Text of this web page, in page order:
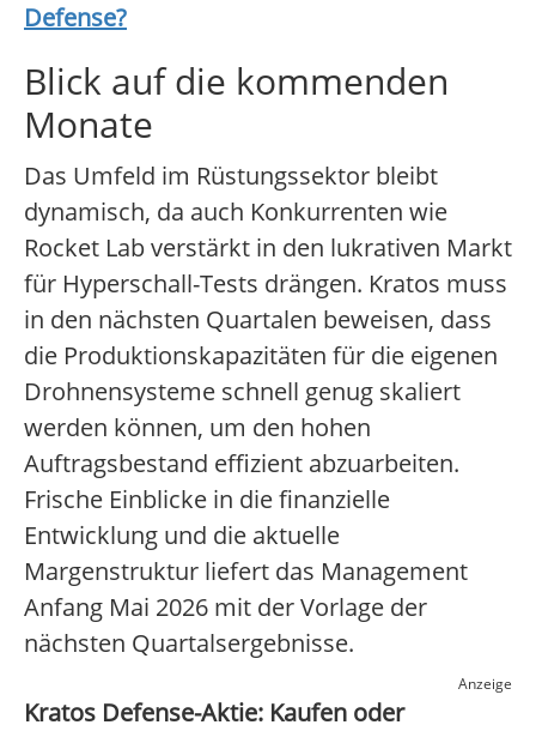
Defense?
Blick auf die kommenden
Monate
Das Umfeld im Rüstungssektor bleibt
dynamisch, da auch Konkurrenten wie
Rocket Lab verstärkt in den lukrativen Markt
für Hyperschall-Tests drängen. Kratos muss
in den nächsten Quartalen beweisen, dass
die Produktionskapazitäten für die eigenen
Drohnensysteme schnell genug skaliert
werden können, um den hohen
Auftragsbestand effizient abzuarbeiten.
Frische Einblicke in die finanzielle
Entwicklung und die aktuelle
Margenstruktur liefert das Management
Anfang Mai 2026 mit der Vorlage der
nächsten Quartalsergebnisse.
Anzeige
Kratos Defense-Aktie: Kaufen oder